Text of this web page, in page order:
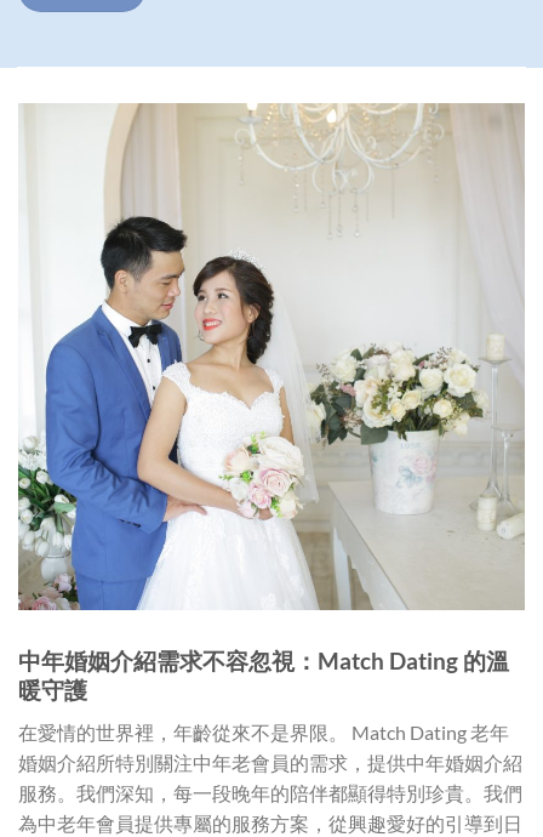
中年婚姻介紹需求不容忽視：Match Dating 的溫
暖守護
在愛情的世界裡，年齡從來不是界限。 Match Dating 老年
婚姻介紹所特別關注中年老會員的需求，提供中年婚姻介紹
服務。我們深知，每一段晚年的陪伴都顯得特別珍貴。我們
為中老年會員提供專屬的服務方案，從興趣愛好的引導到日